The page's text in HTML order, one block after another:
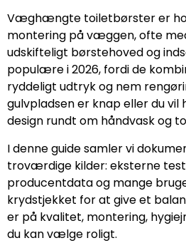
Væghængte toiletbørster er
montering på væggen, ofte
udskifteligt børstehoved og
populære i 2026, fordi de
ryddeligt udtryk og nem
gulvpladsen er knap eller du vil
design rundt om håndvask og
I denne guide samler vi
troværdige kilder: eksterne
producentdata og mange
krydstjekket for at give et
er på kvalitet, montering,
du kan vælge roligt.